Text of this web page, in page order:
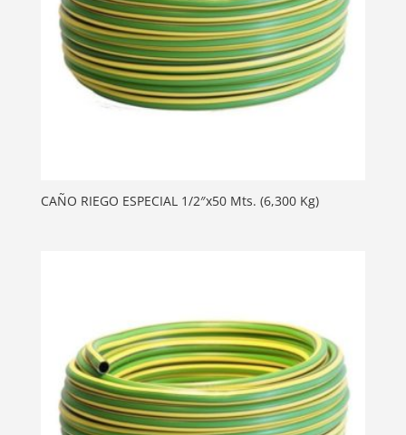
CAÑO RIEGO ESPECIAL 1/2″x50 Mts. (6,300 Kg)